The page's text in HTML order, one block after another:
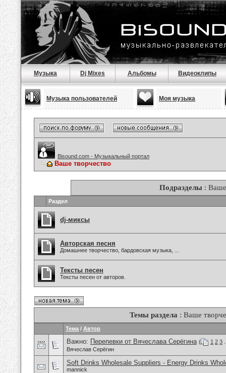
Музыка Dj Mixes Альбомы Видеоклипы
Музыка пользователей Моя музыка
Bisound.com - Музыкальный портал
Ваше творчество
Подразделы :
Раздел
dj-миксы
Авторская песня
Домашнее творчество, бардовская музыка, ...
Тексты песен
Тексты песен от авторов.
Темы раздела : Ваше
Тема / Автор
Важно: Перепевки от Вячеслава Серёгина ( 1 2 3
Вячеслав Серёгин
Soft Drinks Wholesale Suppliers - Energy Drinks
mannick